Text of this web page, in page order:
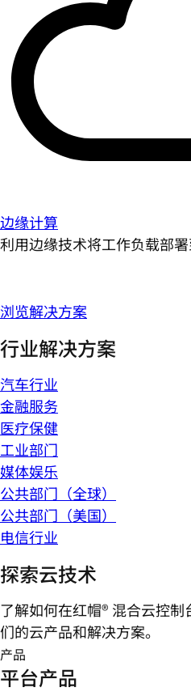
边缘计算
利用边缘技术将工作负载部
浏览解决方案
行业解决方案
汽车行业
金融服务
医疗保健
工业部门
媒体娱乐
公共部门（全球）
公共部门（美国）
电信行业
探索云技术
了解如何在红帽® 混合云控
们的云产品和解决方案。
产品
平台产品